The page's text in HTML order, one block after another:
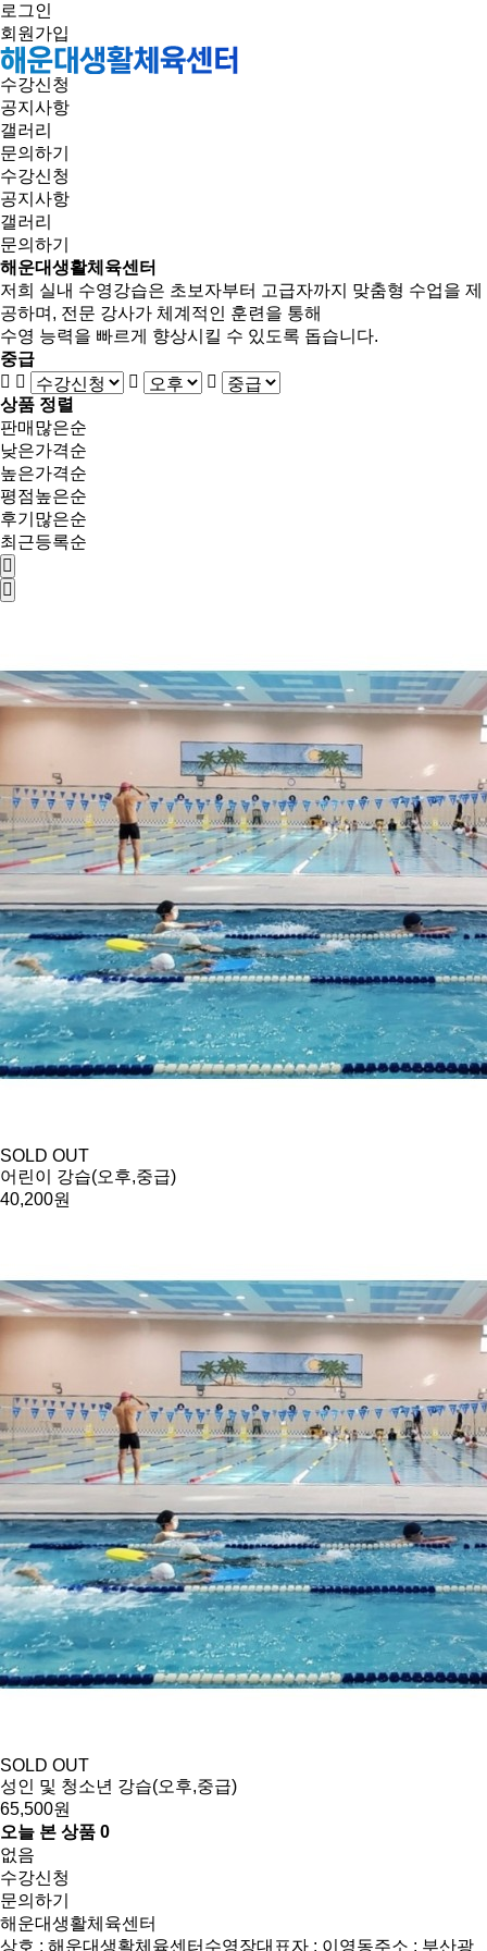
로그인
회원가입
수강신청
공지사항
갤러리
문의하기
수강신청
공지사항
갤러리
문의하기
해운대생활체육센터
저희 실내 수영강습은 초보자부터 고급자까지 맞춤형 수업을 제
공하며, 전문 강사가 체계적인 훈련을 통해
수영 능력을 빠르게 향상시킬 수 있도록 돕습니다.
중급
상품 정렬
판매많은순
낮은가격순
높은가격순
평점높은순
후기많은순
최근등록순
SOLD OUT
어린이 강습(오후,중급)
40,200원
SOLD OUT
성인 및 청소년 강습(오후,중급)
65,500원
오늘 본 상품 0
없음
수강신청
문의하기
해운대생활체육센터
상호 : 해운대생활체육센터수영장대표자 : 이영동주소 : 부산광